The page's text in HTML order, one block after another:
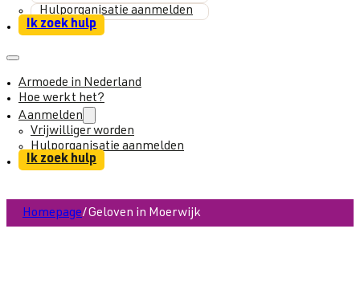
Hulporganisatie aanmelden
Ik zoek hulp
Armoede in Nederland
Hoe werkt het?
Aanmelden
Vrijwilliger worden
Hulporganisatie aanmelden
Ik zoek hulp
Homepage/Geloven in Moerwijk